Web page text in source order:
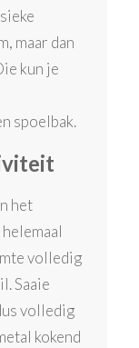
maar dan
kun je
spoelbak.
het
volledig
Saaie
volledig
kokend